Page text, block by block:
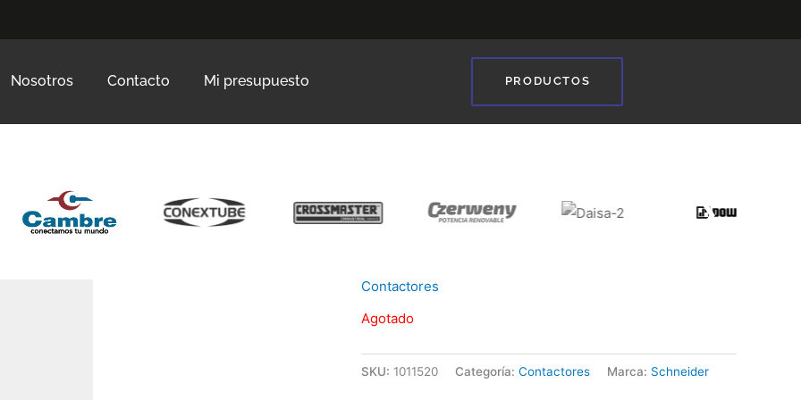
Nosotros Contacto Mi presupuesto PRODUCTOS
❯
Contactores
Agotado
SKU: 1011520 Categoría: Contactores Marca: Schneider